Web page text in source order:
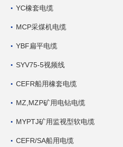
YC橡套电缆
MCP采煤机电缆
YBF扁平电缆
SYV75-5视频线
CEFR船用橡套电缆
MZ,MZP矿用电钻电缆
MYPTJ矿用监视型软电缆
CEFR/SA船用电缆